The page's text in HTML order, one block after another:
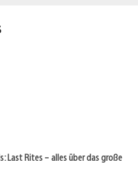
Last Rites – alles über das große